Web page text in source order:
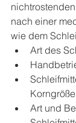
nach einer
wie dem
Art des
Art und